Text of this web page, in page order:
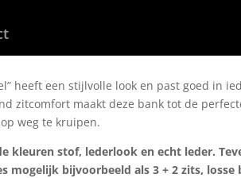
heeft een stijlvolle look en past goed in
zitcomfort maakt deze bank tot de
weg te kruipen.
kleuren stof, lederlook en echt leder.
mogelijk bijvoorbeeld als 3 + 2 zits, losse